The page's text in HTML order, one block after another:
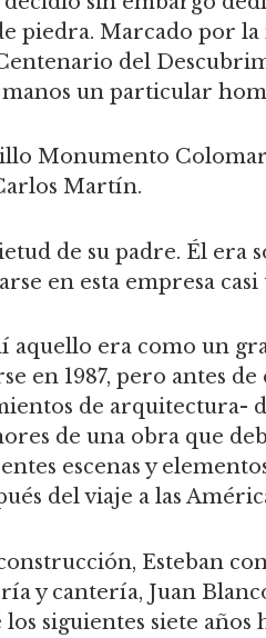
piedra. Marcado por
del
un particular
Monumento
Martín.
de su padre. Él era
en esta empresa
aquello era como un
en 1987, pero antes
de arquitectura-
de una obra que
escenas y
del viaje a las
Esteban
y cantería, Juan
siguientes siete